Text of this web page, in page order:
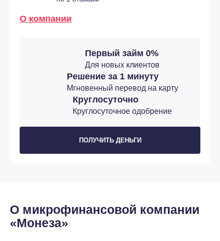
О компании
Первый займ 0%
Для новых клиентов
Решение за 1 минуту
Мгновенный перевод на карту
Круглосуточно
Круглосуточное одобрение
ПОЛУЧИТЬ ДЕНЬГИ
О микрофинансовой компании
«Монеза»